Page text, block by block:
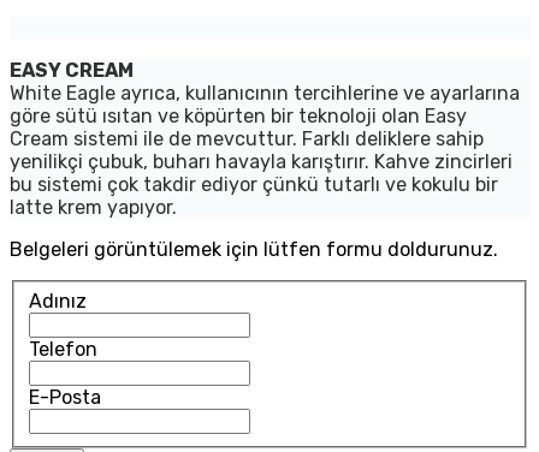
EASY CREAM
White Eagle ayrıca, kullanıcının tercihlerine ve ayarlarına
göre sütü ısıtan ve köpürten bir teknoloji olan Easy
Cream sistemi ile de mevcuttur. Farklı deliklere sahip
yenilikçi çubuk, buharı havayla karıştırır. Kahve zincirleri
bu sistemi çok takdir ediyor çünkü tutarlı ve kokulu bir
latte krem yapıyor.
Belgeleri görüntülemek için lütfen formu doldurunuz.
Adınız
Telefon
E-Posta